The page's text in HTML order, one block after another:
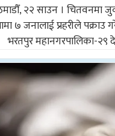
२२ साउन । चितवनमा
७ जनालाई प्रहरीले
भरतपुर महानगरपालिका-२९